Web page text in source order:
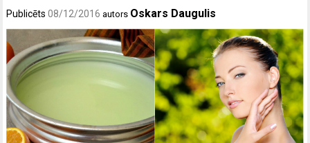
Publicēts08/12/2016 autors Oskars Daugulis